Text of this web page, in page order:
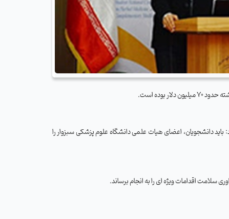
باید دانشجویان، اعضای هیات علمی دانشگاه علوم پزشکی سبزوار را
اقدامات ویژه ای را به انجام برساند.